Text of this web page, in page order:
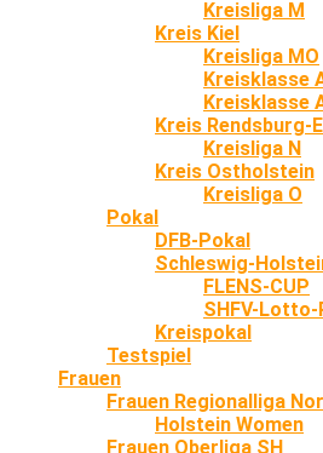
Kreisliga M
Kreis Kiel
Kreisliga MO
Kreisklasse
Kreisklasse
Kreis Rendsburg-
Kreisliga N
Kreis Ostholstein
Kreisliga O
Pokal
DFB-Pokal
Schleswig-
FLENS-CUP
SHFV-
Kreispokal
Testspiel
Frauen
Frauen Regionalliga
Holstein Women
Frauen Oberliga SH